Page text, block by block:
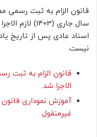
قانون الزام به ثبت رسمی
سال جاری
اسناد عادی پس از تاریخ
نیست.
قانون الزام به ثبت
الاجرا شد.
آموزش نموداری
غیرمنقول